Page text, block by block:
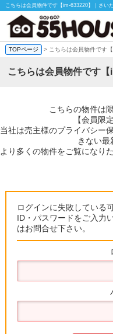
TOPページ > こちらは会員物件です【
こちらは会員物件です【
こちらの物件は
【会員限
当社は売主様のプライバシー
きない最
より多くの物件をご覧になり
ログインに失敗している
ID・パスワードをご入力
はお問合せ下さい。